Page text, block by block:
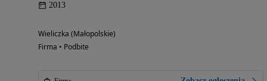
2013
Wieliczka (Małopolskie)
Firma • Podbite